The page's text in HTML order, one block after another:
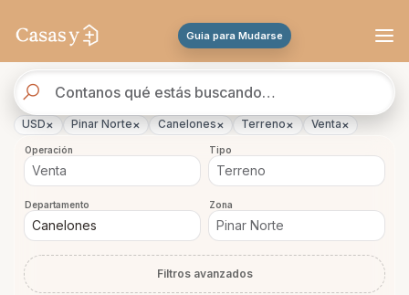
Guia para Mudarse
de
propiedades
USD× Pinar Norte× Canelones× Terreno× Venta×
Operación Tipo
Departamento Zona
Filtros avanzados